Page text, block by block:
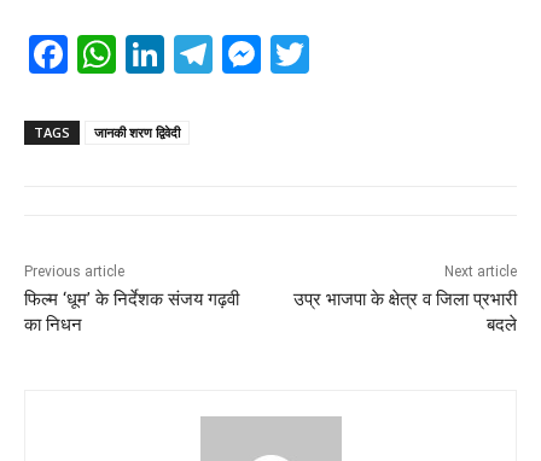
F
c
o
k
W
at
p
Li
k
T
M
er
TAGS जानकी शरण द्विवेदी
Previous article
फिल्म ‘धूम’ के निर्देशक संजय गढ़वी
का निधन
Next article
उप्र भाजपा के क्षेत्र व जिला प्रभारी
बदले